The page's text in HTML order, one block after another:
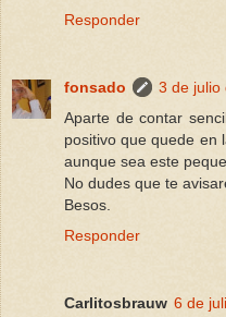
Responder
fonsado
3 de julio
Aparte de contar
positivo que quede en
aunque sea este
No dudes que te
Besos.
Responder
Carlitosbrauw 6 de